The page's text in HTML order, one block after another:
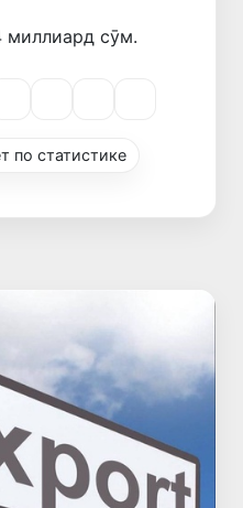
миллиард сӯм.
по статистике